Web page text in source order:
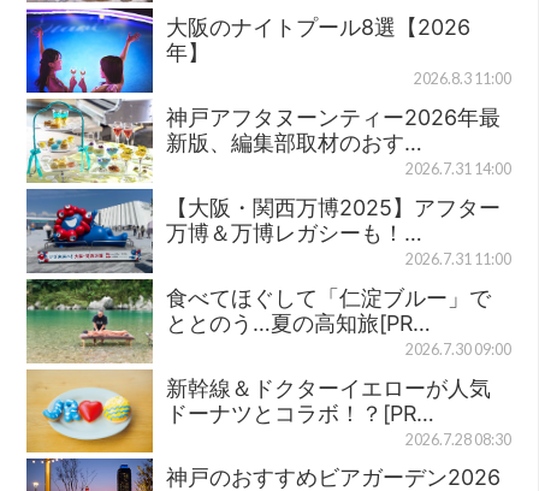
大阪のナイトプール8選【2026
年】
2026.8.3 11:00
神戸アフタヌーンティー2026年最
新版、編集部取材のおす…
2026.7.31 14:00
【大阪・関西万博2025】アフター
万博＆万博レガシーも！…
2026.7.31 11:00
食べてほぐして「仁淀ブルー」で
ととのう…夏の高知旅[PR…
2026.7.30 09:00
新幹線＆ドクターイエローが人気
ドーナツとコラボ！？[PR…
2026.7.28 08:30
神戸のおすすめビアガーデン2026